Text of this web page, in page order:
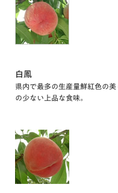
白鳳
県内で最多の生産量鮮紅色の
の少ない上品な食味。